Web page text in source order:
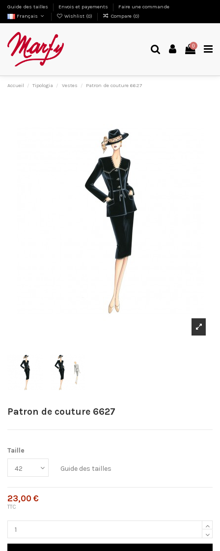
Guide des tailles Envois et payements
Faire une commande
Français
Wishlist (0) Compare (0)
0
Accueil Tipologia Vestes Patron de couture 6627
Patron de couture 6627
Taille
Guide des tailles
23,00 €
TTC